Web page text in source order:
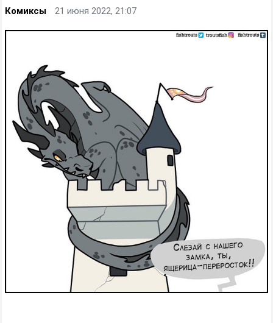
Комиксы 21 июня 2022, 21:07